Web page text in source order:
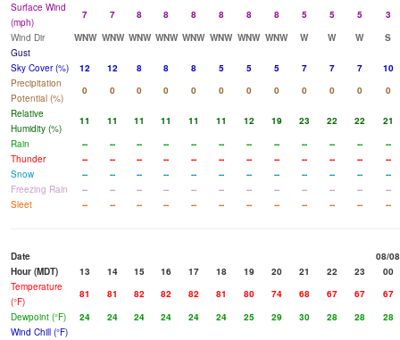
Surface Wind
(mph)
7 7 8 8 8 8 8 8 5 5 5
3
Wind Dir
WNW WNW WNW WNW WNW WNW WNW WNW W W W
S
Gust
Sky Cover (%)
12 12 8 8 8 5 5 5 7 7 7
10
Precipitation
Potential (%)
0 0 0 0 0 0 0 0 0 0 0
0
Relative
Humidity (%)
11 11 11 11 11 11 12 19 23 22 22
21
Rain
-- -- -- -- -- -- -- -- -- -- --
--
Thunder
-- -- -- -- -- -- -- -- -- -- --
--
Snow
-- -- -- -- -- -- -- -- -- -- --
--
Freezing Rain
-- -- -- -- -- -- -- -- -- -- --
--
Sleet
-- -- -- -- -- -- -- -- -- -- -- --
Date
08/08
Hour (MDT)
13 14 15 16 17 18 19 20 21 22 23
00
Temperature
(°F)
81 81 82 82 82 81 80 74 68 67 67
67
Dewpoint (°F)
24 24 24 24 24 24 25 29 30 28 28
28
Wind Chill (°F)